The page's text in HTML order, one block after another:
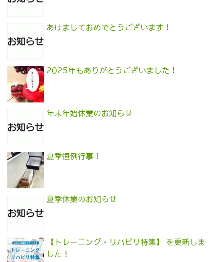
あけましておめでとうございます！
2025年もありがとうございました！
年末年始休業のお知らせ
夏季恒例行事！
夏季休業のお知らせ
【トレーニング・リハビリ特集】 を更新しま
した！